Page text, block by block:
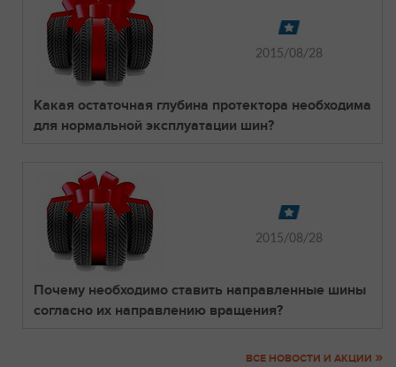
2015/08/28
Какая остаточная глубина протектора необходима
для нормальной эксплуатации шин?
2015/08/28
Почему необходимо ставить направленные шины
согласно их направлению вращения?
ВСЕ НОВОСТИ И АКЦИИ »